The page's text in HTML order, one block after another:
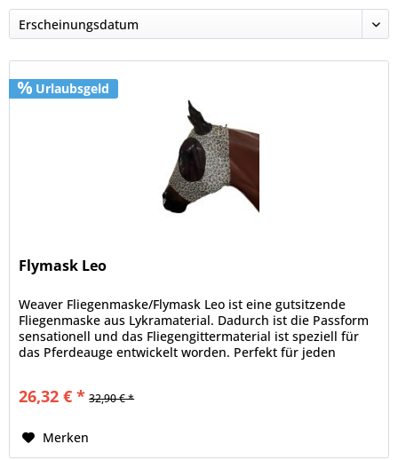
Urlaubsgeld
Flymask Leo
Weaver Fliegenmaske/Flymask Leo ist eine gutsitzende
Fliegenmaske aus Lykramaterial. Dadurch ist die Passform
sensationell und das Fliegengittermaterial ist speziell für
das Pferdeauge entwickelt worden. Perfekt für jeden
26,32 € * 32,90 € *
Merken